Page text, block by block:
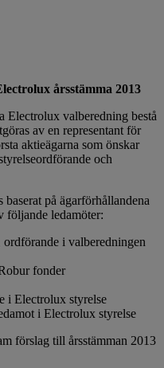
årsstämma 2013
Electrolux valberedning bestå
av en representant för
aktieägarna som önskar
och
på ägarförhållandena
följande ledamöter:
i valberedningen
fonder
i Electrolux styrelse
i Electrolux styrelse
förslag till årsstämman 2013